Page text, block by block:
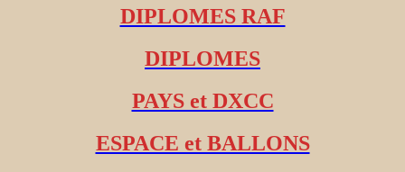
DIPLOMES RAF
DIPLOMES
PAYS et DXCC
ESPACE et BALLONS